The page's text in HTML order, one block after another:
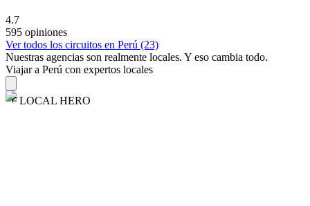
4.7
595 opiniones
Ver todos los circuitos en Perú (23)
Nuestras agencias son realmente locales. Y eso cambia todo.
Viajar a Perú con expertos locales
LOCAL HERO